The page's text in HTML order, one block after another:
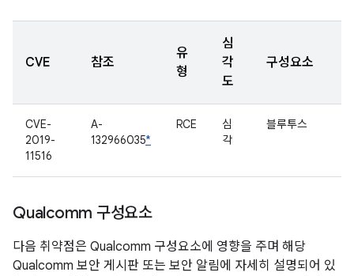
CVE 참조
유
형
심
각
도
구성요소
CVE-
2019-
11516
A-
132966035*
RCE
심
각
블루투스
Qualcomm 구성요소
다음 취약점은 Qualcomm 구성요소에 영향을 주며 해당
Qualcomm 보안 게시판 또는 보안 알림에 자세히 설명되어 있